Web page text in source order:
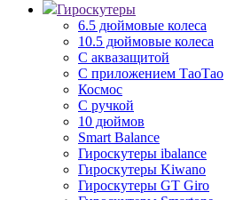
Гироскутеры
6.5 дюймовые колеса
10.5 дюймовые колеса
С аквазащитой
С приложением ТаоТао
Космос
С ручкой
10 дюймов
Smart Balance
Гироскутеры ibalance
Гироскутеры Kiwano
Гироскутеры GT Giro